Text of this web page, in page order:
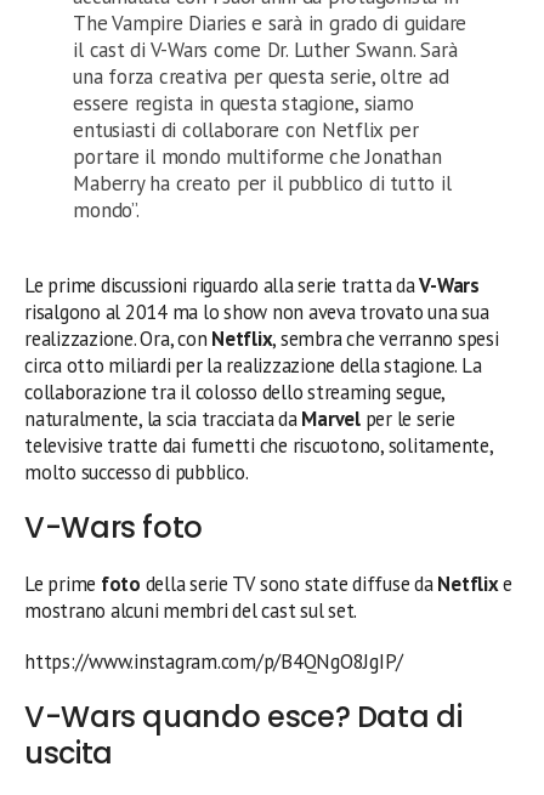
The Vampire Diaries e sarà in grado di guidare
il cast di V-Wars come Dr. Luther Swann. Sarà
una forza creativa per questa serie, oltre ad
essere regista in questa stagione, siamo
entusiasti di collaborare con Netflix per
portare il mondo multiforme che Jonathan
Maberry ha creato per il pubblico di tutto il
mondo”.
Le prime discussioni riguardo alla serie tratta daV-Wars
risalgono al 2014 ma lo show non aveva trovato una sua
realizzazione. Ora, con Netflix, sembra che verranno spesi
circa otto miliardi per la realizzazione della stagione. La
collaborazione tra il colosso dello streaming segue,
naturalmente, la scia tracciata daMarvelper le serie
televisive tratte dai fumetti che riscuotono, solitamente,
molto successo di pubblico.
V-Wars foto
Le prime foto della serie TV sono state diffuse daNetflixe
mostrano alcuni membri del cast sul set.
https://www.instagram.com/p/B4QNgO8JgIP/
V-Wars quando esce? Data di
uscita